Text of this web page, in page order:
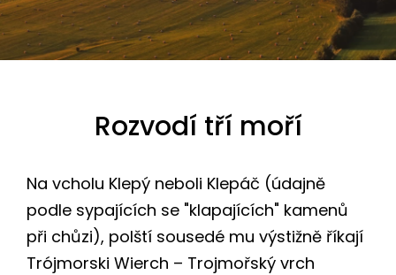
Rozvodí tří moří
Na vcholu Klepý neboli Klepáč (údajně
podle sypajících se "klapajících" kamenů
při chůzi), polští sousedé mu výstižně říkají
Trójmorski Wierch – Trojmořský vrch